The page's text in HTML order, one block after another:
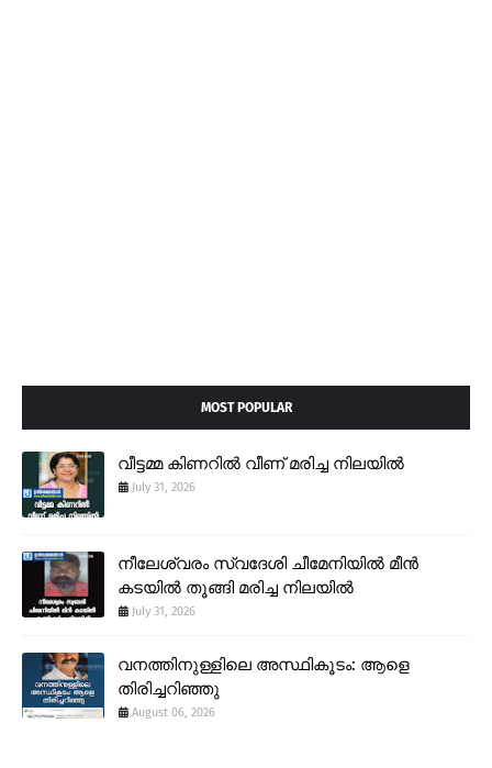
MOST POPULAR
വീട്ടമ്മ കിണറിൽ വീണ് മരിച്ച നിലയിൽ
July 31, 2026
നീലേശ്വരം സ്വദേശി ചീമേനിയിൽ മീൻ
കടയിൽ തൂങ്ങി മരിച്ച നിലയിൽ
July 31, 2026
വനത്തിനുള്ളിലെ അസ്ഥികൂടം: ആളെ
തിരിച്ചറിഞ്ഞു
August 06, 2026